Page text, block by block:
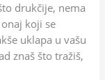
drukčije, nema
koji se
uklapa u vašu
znaš što tražiš,